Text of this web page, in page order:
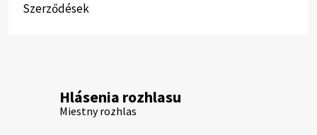
Szerződések
Hlásenia rozhlasu
Miestny rozhlas